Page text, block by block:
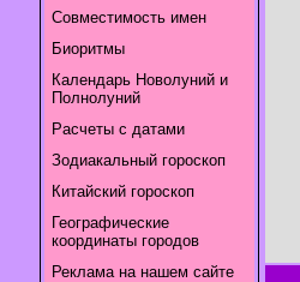
Совместимость имен
Биоритмы
Календарь Новолуний и
Полнолуний
Расчеты с датами
Зодиакальный гороскоп
Китайский гороскоп
Географические
координаты городов
Реклама на нашем сайте